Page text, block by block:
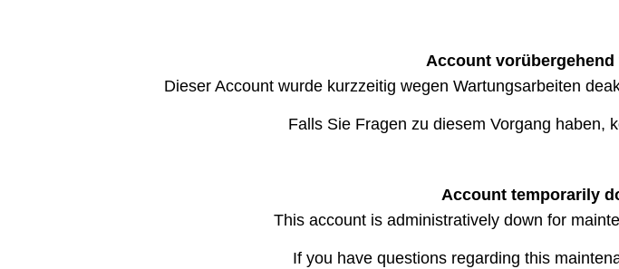
Account
Dieser Account wurde kurzzeitig wegen Wartungsarbeiten
Falls Sie Fragen zu diesem Vorgang haben,
Account temporarily
This account is administratively down for
If you have questions regarding this